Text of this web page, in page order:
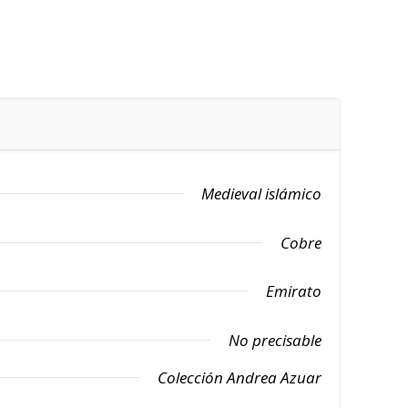
Medieval islámico
Cobre
Emirato
No precisable
Colección Andrea Azuar